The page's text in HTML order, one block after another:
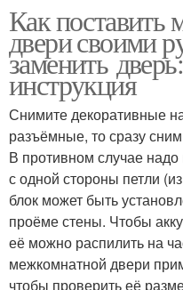
Как поставить
двери своими
заменить
инструкция
Снимите декоративные
разъёмные, то сразу
В противном случае
с одной стороны петли
блок может быть
проёме стены. Чтобы
её можно распилить на
межкомнатной двери
чтобы проверить её